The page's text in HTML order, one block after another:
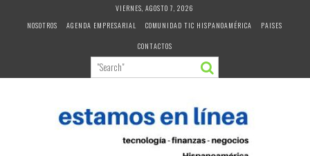
VIERNES, AGOSTO 7, 2026
NOSOTROS
AGENDA EMPRESARIAL COMUNIDAD TIC HISPANOAMÉRICA
PAISES
CONTACTOS